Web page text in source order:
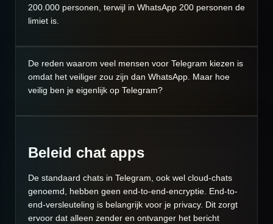
200.000 personen, terwijl in WhatsApp 200 personen de
limiet is.
De reden waarom veel mensen voor Telegram kiezen is
omdat het veiliger zou zijn dan WhatsApp. Maar hoe
veilig ben je eigenlijk op Telegram?
Beleid chat apps
De standaard chats in Telegram, ook wel cloud-chats
genoemd, hebben geen end-to-end-encryptie. End-to-
end-versleuteling is belangrijk voor je privacy. Dit zorgt
ervoor dat alleen zender en ontvanger het bericht